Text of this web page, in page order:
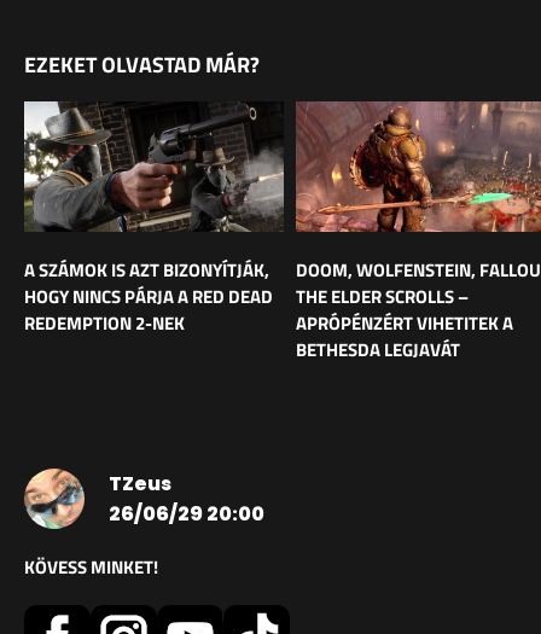
EZEKET OLVASTAD MÁR?
A SZÁMOK IS AZT BIZONYÍTJÁK,
HOGY NINCS PÁRJA A RED DEAD
REDEMPTION 2-NEK
DOOM, WOLFENSTEIN,
THE ELDER SCROLLS –
APRÓPÉNZÉRT VIHETITEK A
BETHESDA LEGJAVÁT
TZeus
26/06/29 20:00
KÖVESS MINKET!